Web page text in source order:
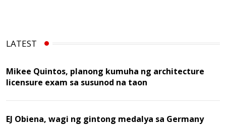
LATEST
Mikee Quintos, planong kumuha ng architecture
licensure exam sa susunod na taon
EJ Obiena, wagi ng gintong medalya sa Germany